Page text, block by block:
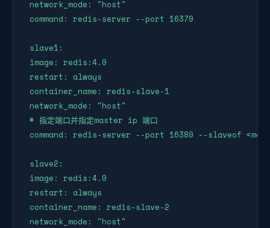
network_mode: "host"
command: redis-server --port 16379
slave1:
image: redis:4.0
restart: always
container_name: redis-slave-1
network_mode: "host"
# 指定端口并指定master ip 端口
command: redis-server --port 16380 --slaveof
slave2:
image: redis:4.0
restart: always
container_name: redis-slave-2
network_mode: "host"